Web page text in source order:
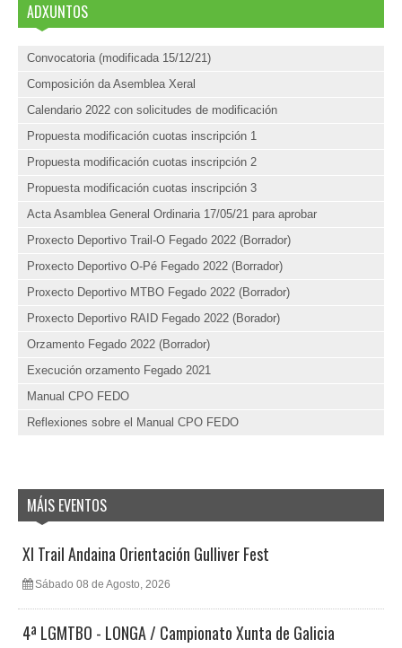
ADXUNTOS
Convocatoria (modificada 15/12/21)
Composición da Asemblea Xeral
Calendario 2022 con solicitudes de modificación
Propuesta modificación cuotas inscripción 1
Propuesta modificación cuotas inscripción 2
Propuesta modificación cuotas inscripción 3
Acta Asamblea General Ordinaria 17/05/21 para aprobar
Proxecto Deportivo Trail-O Fegado 2022 (Borrador)
Proxecto Deportivo O-Pé Fegado 2022 (Borrador)
Proxecto Deportivo MTBO Fegado 2022 (Borrador)
Proxecto Deportivo RAID Fegado 2022 (Borador)
Orzamento Fegado 2022 (Borrador)
Execución orzamento Fegado 2021
Manual CPO FEDO
Reflexiones sobre el Manual CPO FEDO
MÁIS EVENTOS
XI Trail Andaina Orientación Gulliver Fest
Sábado 08 de Agosto, 2026
4ª LGMTBO - LONGA / Campionato Xunta de Galicia